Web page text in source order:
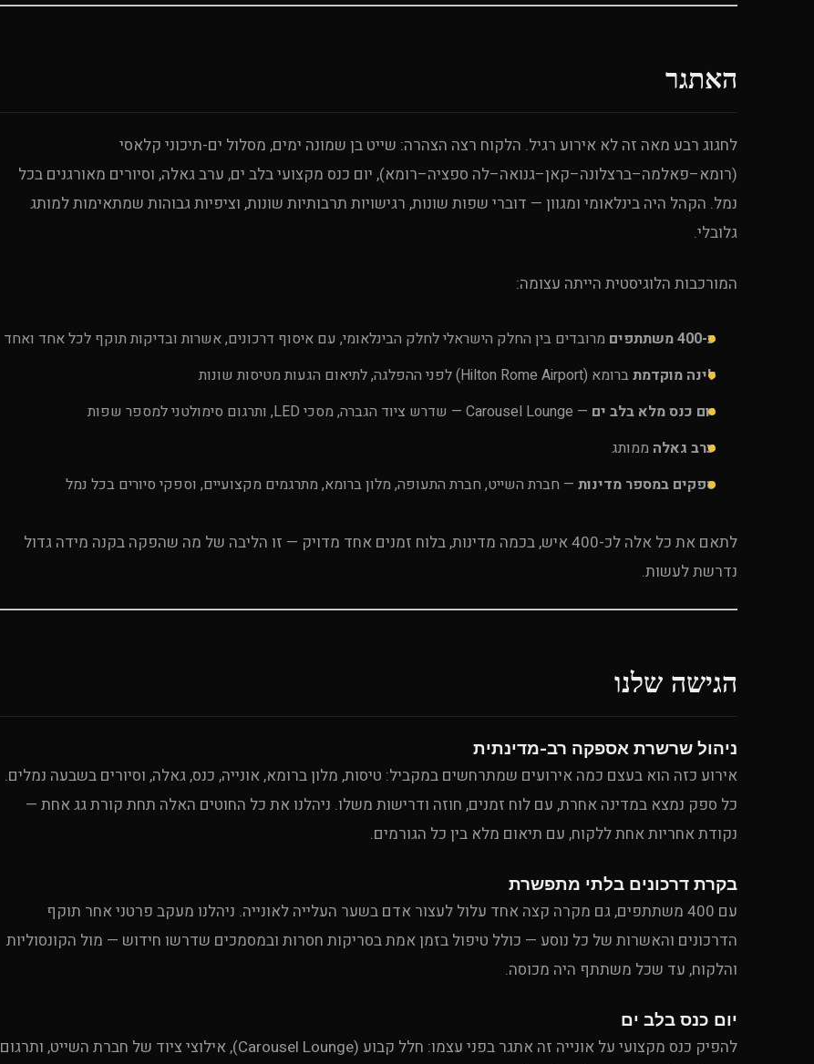
האתגר
לחגוג רבע מאה זה לא אירוע רגיל. הלקוח רצה הצהרה: שייט בן שמונה ימים, מסלול ים-תיכוני קלאסי
(רומא–פאלמה–ברצלונה–קאן–גנואה–לה ספציה–רומא), יום כנס מקצועי בלב ים, ערב גאלה, וסיורים מאורגנים בכל
נמל. הקהל היה בינלאומי ומגוון — דוברי שפות שונות, רגישויות תרבותיות שונות, וציפיות גבוהות שמתאימות למותג
גלובלי.
המורכבות הלוגיסטית הייתה עצומה:
כ-400 משתתפים
מרובדים בין החלק הישראלי לחלק הבינלאומי, עם איסוף דרכונים, אשרות ובדיקות תוקף לכל אחד ואחד
לינה מוקדמתברומא (Hilton Rome Airport) לפני ההפלגה, לתיאום הגעות מטיסות שונות
יום כנס מלא בלב ים — Carousel Lounge — שדרש ציוד הגברה, מסכי LED, ותרגום סימולטני למספר שפות
ערב גאלה ממותג
ספקים במספר מדינות — חברת השייט, חברת התעופה, מלון ברומא, מתרגמים מקצועיים, וספקי סיורים בכל נמל
לתאם את כל אלה לכ-400 איש, בכמה מדינות, בלוח זמנים אחד מדויק — זו הליבה של מה שהפקה בקנה מידה גדול
נדרשת לעשות.
הגישה שלנו
ניהול שרשרת אספקה רב-מדינתית
אירוע כזה הוא בעצם כמה אירועים שמתרחשים במקביל: טיסות, מלון ברומא, אונייה, כנס, גאלה, וסיורים בשבעה נמלים.
כל ספק נמצא במדינה אחרת, עם לוח זמנים, חוזה ודרישות משלו. ניהלנו את כל החוטים האלה תחת קורת גג אחת —
נקודת אחריות אחת ללקוח, עם תיאום מלא בין כל הגורמים.
בקרת דרכונים בלתי מתפשרת
עם 400 משתתפים, גם מקרה קצה אחד עלול לעצור אדם בשער העלייה לאונייה. ניהלנו מעקב פרטני אחר תוקף
הדרכונים והאשרות של כל נוסע — כולל טיפול בזמן אמת בסריקות חסרות ובמסמכים שדרשו חידוש — מול הקונסוליות
והלקוח, עד שכל משתתף היה מכוסה.
יום כנס בלב ים
להפיק כנס מקצועי על אונייה זה אתגר בפני עצמו: חלל קבוע (Carousel Lounge), אילוצי ציוד של חברת השייט, ותרגום